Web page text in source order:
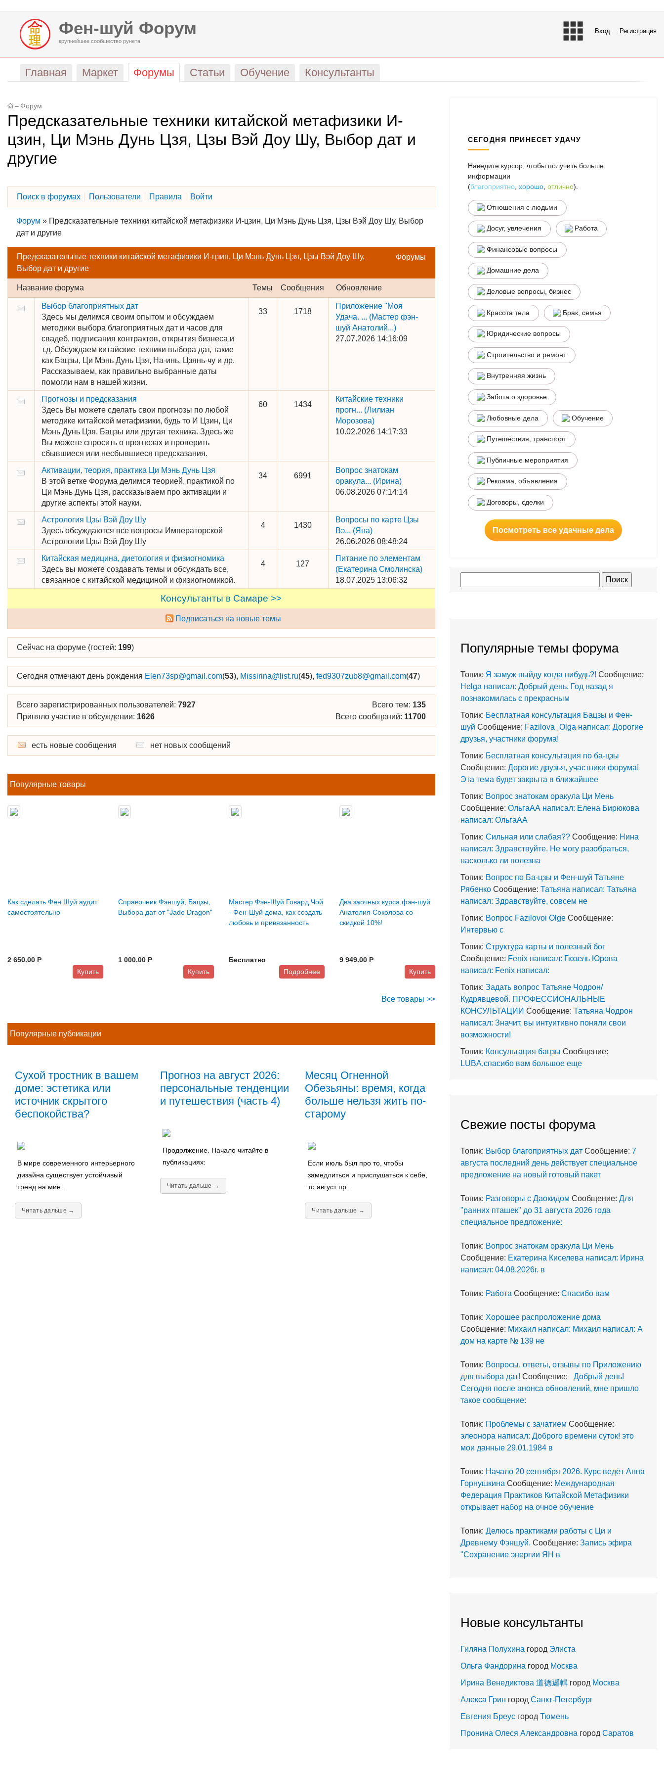
Фен-шуй Форум
крупнейшее сообщество рунета
Вход Регистрация
Главная Маркет Форумы Статьи Обучение Консультанты
– Форум
Предсказательные техники китайской метафизики И-
цзин, Ци Мэнь Дунь Цзя, Цзы Вэй Доу Шу, Выбор дат и
другие
Поиск в форумах Пользователи Правила Войти
Форум » Предсказательные техники китайской метафизики И-цзин, Ци Мэнь Дунь Цзя, Цзы Вэй Доу Шу, Выбор
дат и другие
Форумы
Предсказательные техники китайской метафизики И-цзин, Ци Мэнь Дунь Цзя, Цзы Вэй Доу Шу,
Выбор дат и другие
Название форума Темы Сообщения Обновление
Выбор благоприятных дат
Здесь мы делимся своим опытом и обсуждаем
методики выбора благоприятных дат и часов для
свадеб, подписания контрактов, открытия бизнеса и
т.д. Обсуждаем китайские техники выбора дат, такие
как Бацзы, Ци Мэнь Дунь Цзя, На-инь, Цзянь-чу и др.
Рассказываем, как правильно выбранные даты
помогли нам в нашей жизни.
33 1718
Приложение "Моя
Удача. ... (Мастер фэн-
шуй Анатолий...)
27.07.2026 14:16:09
Прогнозы и предсказания
Здесь Вы можете сделать свои прогнозы по любой
методике китайской метафизики, будь то И Цзин, Ци
Мэнь Дунь Цзя, Бацзы или другая техника. Здесь же
Вы можете спросить о прогнозах и проверить
сбывшиеся или несбывшиеся предсказания.
60 1434
Китайские техники
прогн... (Лилиан
Морозова)
10.02.2026 14:17:33
Активации, теория, практика Ци Мэнь Дунь Цзя
В этой ветке Форума делимся теорией, практикой по
Ци Мэнь Дунь Цзя, рассказываем про активации и
другие аспекты этой науки.
34 6991
Вопрос знатокам
оракула... (Ирина)
06.08.2026 07:14:14
Астрология Цзы Вэй Доу Шу
Здесь обсуждаются все вопросы Императорской
Астрологии Цзы Вэй Доу Шу
4 1430
Вопросы по карте Цзы
Вэ... (Яна)
26.06.2026 08:48:24
Китайская медицина, диетология и физиогномика
Здесь вы можете создавать темы и обсуждать все,
связанное с китайской медициной и физиогномикой.
4 127
Питание по элементам
(Екатерина Смолинска)
18.07.2025 13:06:32
Консультанты в Самаре >>
Подписаться на новые темы
Сейчас на форуме (гостей: 199)
Сегодня отмечают день рождения Elen73sp@gmail.com(53), Missirina@list.ru(45), fed9307zub8@gmail.com(47)
Всего зарегистрированных пользователей: 7927
Приняло участие в обсуждении: 1626
Всего тем: 135
Всего сообщений: 11700
есть новые сообщения нет новых сообщений
Популярные товары
Как сделать Фен Шуй аудит
самостоятельно
2 650.00 P
Купить
Справочник Фэншуй, Бацзы,
Выбора дат от "Jade Dragon"
1 000.00 P
Купить
Мастер Фэн-Шуй Говард Чой
- Фен-Шуй дома, как создать
любовь и привязанность
Бесплатно
Подробнее
Два заочных курса фэн-шуй
Анатолия Соколова со
скидкой 10%!
9 949.00 P
Купить
Все товары >>
Популярные публикации
Сухой тростник в вашем
доме: эстетика или
источник скрытого
беспокойства?
В мире современного интерьерного
дизайна существует устойчивый
тренд на мин...
Читать дальше →
Прогноз на август 2026:
персональные тенденции
и путешествия (часть 4)
Продолжение. Начало читайте в
публикациях:
Читать дальше →
Месяц Огненной
Обезьяны: время, когда
больше нельзя жить по-
старому
Если июль был про то, чтобы
замедлиться и прислушаться к себе,
то август пр...
Читать дальше →
СЕГОДНЯ ПРИНЕСЕТ УДАЧУ
Наведите курсор, чтобы получить больше
информации
(благоприятно хорошо отлично).
Отношения с людьми
Досуг, увлечения Работа
Финансовые вопросы
Домашние дела
Деловые вопросы, бизнес
Красота тела Брак, семья
Юридические вопросы
Строительство и ремонт
Внутренняя жизнь
Забота о здоровье
Любовные дела Обучение
Путешествия, транспорт
Публичные мероприятия
Реклама, объявления
Договоры, сделки
Посмотреть все удачные дела
Популярные темы форума
Топик: Я замуж выйду когда нибудь?! Сообщение:
Helga написал: Добрый день. Год назад я
познакомилась с прекрасным
Топик: Бесплатная консультация Бацзы и Фен-
шуй Сообщение: Fazilova_Olga написал: Дорогие
друзья, участники форума!
Топик: Бесплатная консультация по ба-цзы
Сообщение: Дорогие друзья, участники форума!
Эта тема будет закрыта в ближайшее
Топик: Вопрос знатокам оракула Ци Мень
Сообщение: ОльгаАА написал: Елена Бирюкова
написал: ОльгаАА
Топик: Сильная или слабая?? Сообщение: Нина
написал: Здравствуйте. Не могу разобраться,
насколько ли полезна
Топик: Вопрос по Ба-цзы и Фен-шуй Татьяне
Рябенко Сообщение: Татьяна написал: Татьяна
написал: Здравствуйте, совсем не
Топик: Вопрос Fazilovoi Olge Сообщение:
Интервью с
Топик: Структура карты и полезный бог
Сообщение: Fenix написал: Гюзель Юрова
написал: Fenix написал:
Топик: Задать вопрос Татьяне Чодрон/
Кудрявцевой. ПРОФЕССИОНАЛЬНЫЕ
КОНСУЛЬТАЦИИ Сообщение: Татьяна Чодрон
написал: Значит, вы интуитивно поняли свои
возможности!
Топик: Консультация бацзы Сообщение:
LUBA,спасибо вам большое еще
Cвежие посты форума
Топик: Выбор благоприятных дат Сообщение: 7
августа последний день действует специальное
предложение на новый готовый пакет
Топик: Разговоры с Даокидом Сообщение: Для
"ранних пташек" до 31 августа 2026 года
специальное предложение:
Топик: Вопрос знатокам оракула Ци Мень
Сообщение: Екатерина Киселева написал: Ирина
написал: 04.08.2026г. в
Топик: Работа Сообщение: Спасибо вам
Топик: Хорошее распроложение дома
Сообщение: Михаил написал: Михаил написал: А
дом на карте № 139 не
Топик: Вопросы, ответы, отзывы по Приложению
для выбора дат! Сообщение:
Добрый день!
Сегодня после анонса обновлений, мне пришло
такое сообщение:
Топик: Проблемы с зачатием Сообщение:
элеонора написал: Доброго времени суток! это
мои данные 29.01.1984 в
Топик: Начало 20 сентября 2026. Курс ведёт Анна
Горнушкина Сообщение: Международная
Федерация Практиков Китайской Метафизики
открывает набор на очное обучение
Топик: Делюсь практиками работы с Ци и
Древнему Фэншуй. Сообщение: Запись эфира
"Сохранение энергии ЯН в
Новые консультанты
Гиляна Полухина город Элиста
Ольга Фандорина город Москва
Ирина Венедиктова 道德邏輯 город Москва
Алекса Грин город Санкт-Петербург
Евгения Бреус город Тюмень
Пронина Олеся Александровна город Саратов